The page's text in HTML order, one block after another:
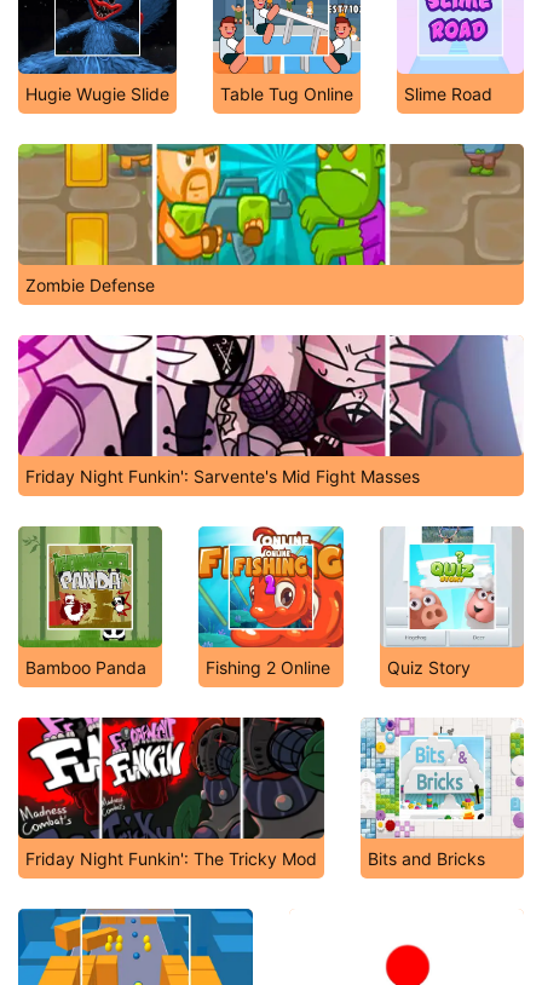
Hugie Wugie Slide Table Tug Online Slime Road
Zombie Defense
Friday Night Funkin': Sarvente's Mid Fight Masses
Bamboo Panda Fishing 2 Online Quiz Story
Friday Night Funkin': The Tricky Mod Bits and Bricks